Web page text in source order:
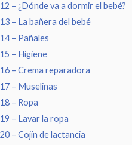
12 – ¿Dónde va a dormir el bebé?
13 – La bañera del bebé
14 – Pañales
15 – Higiene
16 – Crema reparadora
17 – Muselinas
18 – Ropa
19 – Lavar la ropa
20 – Cojín de lactancia